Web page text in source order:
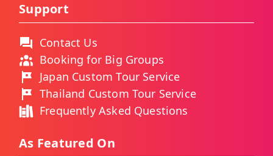
Support
Contact Us
Booking for Big Groups
Japan Custom Tour Service
Thailand Custom Tour Service
Frequently Asked Questions
As Featured On